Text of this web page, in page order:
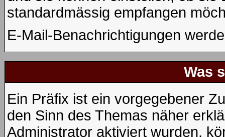
standardmässig empfangen
E-Mail-Benachrichtigungen
Was
Ein Präfix ist ein vorgegebener
den Sinn des Themas näher
Administrator aktiviert wurden,